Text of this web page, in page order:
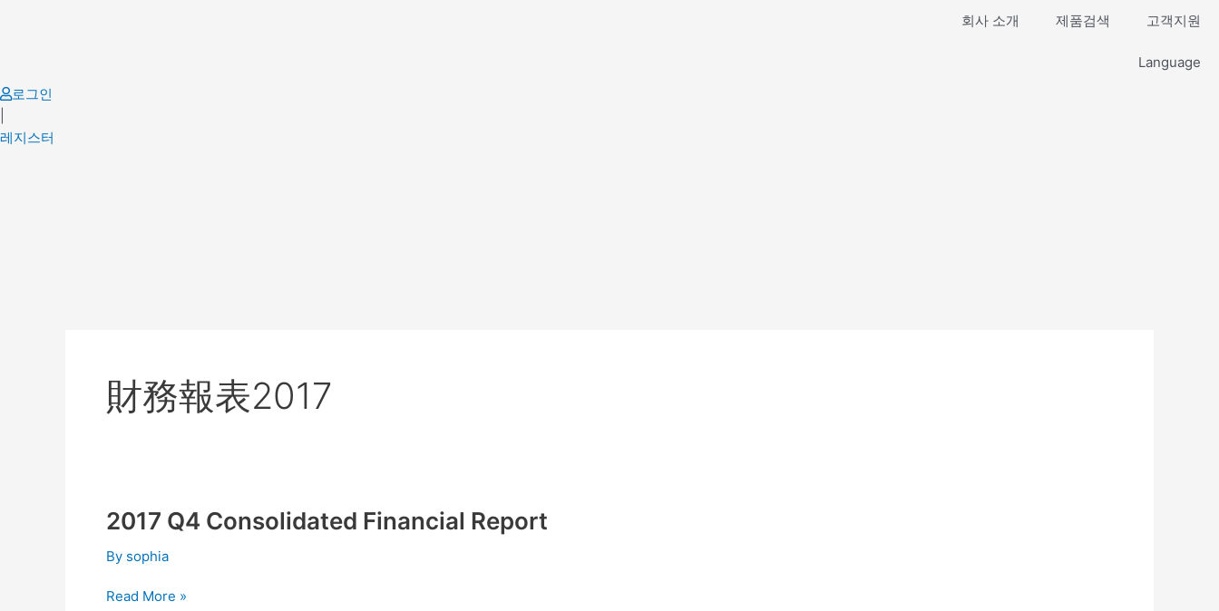
회사 소개 제품검색 고객지원
Language
로그인
레지스터
財務報表2017
2017 Q4 Consolidated Financial Report
By sophia
2017
Consolidated
Report
Read More »